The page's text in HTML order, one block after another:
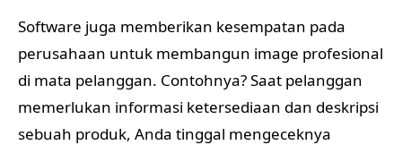
Software juga memberikan kesempatan pada
perusahaan untuk membangun image profesional
di mata pelanggan. Contohnya? Saat pelanggan
memerlukan informasi ketersediaan dan deskripsi
sebuah produk, Anda tinggal mengeceknya